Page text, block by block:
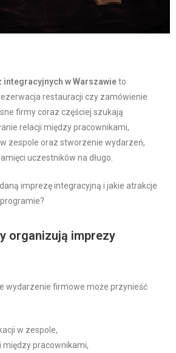
w Warszawieto
restauracji czy zamówienie
firmy coraz częściej szukają
relacji między pracownikami,
zespole oraz stworzenie wydarzeń,
uczestników na długo.
imprezę integracyjną i jakie atrakcje
organizują imprezy
wydarzenie firmowe może przynieść
w zespole,
między pracownikami,